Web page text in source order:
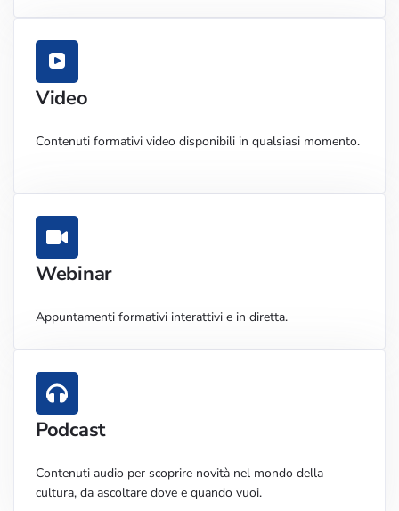
Video
Contenuti formativi video disponibili in qualsiasi momento.
Webinar
Appuntamenti formativi interattivi e in diretta.
Podcast
Contenuti audio per scoprire novità nel mondo della
cultura, da ascoltare dove e quando vuoi.